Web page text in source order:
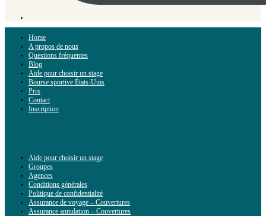
Home
A propos de nous
Questions fréquentes
Blog
Aide pour choisir un stage
Bourse sportive États-Unis
Prix
Contact
Inscription
Aide pour choisir un stage
Groupes
Agences
Conditions générales
Politique de confidentialité
Assurance de voyage – Couvertures
Assurance annulation – Couvertures